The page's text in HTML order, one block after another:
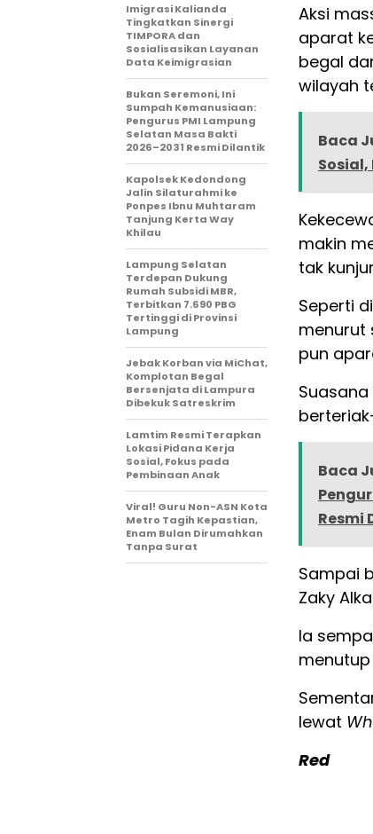
Aksi
aparat
begal
wilayah
Baca
makin
tak
Seperti
menurut
pun
Baca
Resmi
Sampai
Zaky
Ia
lewat
Red
Imigrasi Kalianda
Tingkatkan Sinergi
TIMPORA dan
Sosialisasikan Layanan
Data Keimigrasian
Bukan Seremoni, Ini
Sumpah Kemanusiaan:
Pengurus PMI Lampung
Selatan Masa Bakti
2026–2031 Resmi Dilantik
Kapolsek Kedondong
Jalin Silaturahmi ke
Ponpes Ibnu Muhtaram
Tanjung Kerta Way
Khilau
Lampung Selatan
Terdepan Dukung
Rumah Subsidi MBR,
Terbitkan 7.690 PBG
Tertinggi di Provinsi
Lampung
Jebak Korban via MiChat,
Komplotan Begal
Bersenjata di Lampura
Dibekuk Satreskrim
Lamtim Resmi Terapkan
Lokasi Pidana Kerja
Sosial, Fokus pada
Pembinaan Anak
Viral! Guru Non-ASN Kota
Metro Tagih Kepastian,
Enam Bulan Dirumahkan
Tanpa Surat